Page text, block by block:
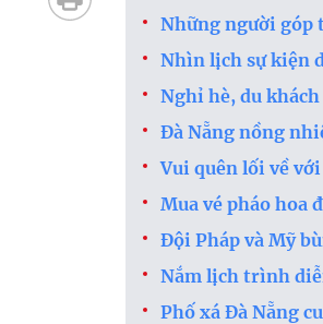
Những người góp
Nhìn lịch sự kiện
Nghỉ hè, du
Đà Nẵng nồng
Vui quên lối về
Mua vé pháo hoa
Đội Pháp và Mỹ
Nắm lịch trình
Phố xá Đà Nẵng